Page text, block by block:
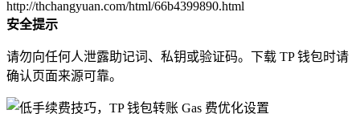
http://thchangyuan.com/html/66b4399890.html
安全提示
请勿向任何人泄露助记词、私钥或验证码。下载 TP 钱包时请
确认页面来源可靠。